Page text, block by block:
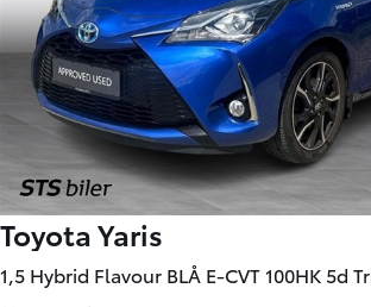
Toyota Yaris
1,5 Hybrid Flavour BLÅ E-CVT 100HK 5d